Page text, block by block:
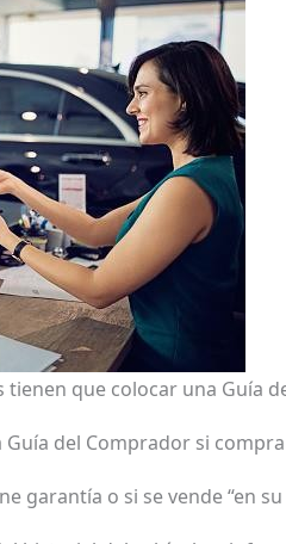
que colocar una Guía
del Comprador si
garantía o si se vende “en